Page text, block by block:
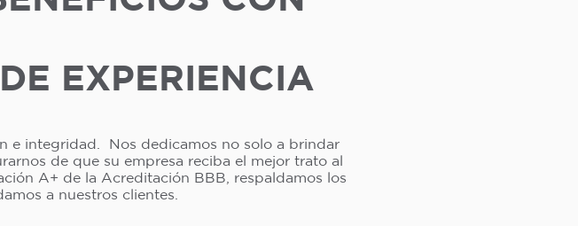
EXPERIENCIA
e integridad. Nos dedicamos no solo a brindar
de que su empresa reciba el mejor trato al
A+ de la Acreditación BBB, respaldamos los
a nuestros clientes.